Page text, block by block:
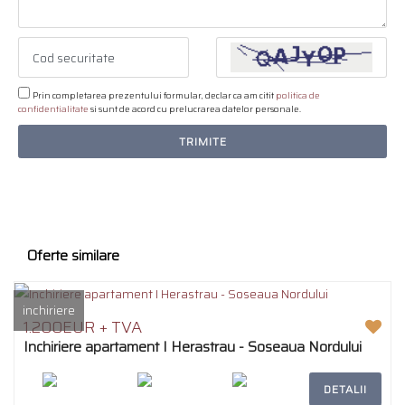
Prin completarea prezentului formular, declar ca am citit politica de
confidentialitate si sunt de acord cu prelucrarea datelor personale.
TRIMITE
Oferte similare
inchiriere
1.200EUR + TVA
Inchiriere apartament I Herastrau - Soseaua Nordului
DETALII